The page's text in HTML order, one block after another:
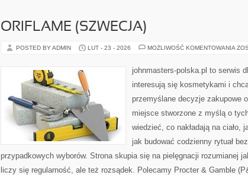
ORIFLAME (SZWECJA)
POSTED BY ADMIN LUT - 23 - 2026 MOŻLIWOŚĆ KOMENTOWANIA
johnmasters-polska.pl to serwis
interesują się kosmetykami i
przemyślane decyzje zakupowe
miejsce stworzone z myślą o
wiedzieć, co nakładają na ciało,
jak budować codzienny rytuał
przypadkowych wyborów. Strona skupia się na pielęgnacji rozumianej
liczy się regularność, ale też rozsądek. Polecamy Procter & Gamble